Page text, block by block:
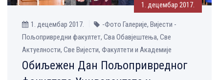
1. децембар 2017.
1. децембар 2017.
-Фото Галерије, Вијести -
Пољопривредни факултет, Сва Обавјештења, Све
Aктуелности, Све Вијести, Факултети и Академије
Обиљежен Дан Пољопривредног